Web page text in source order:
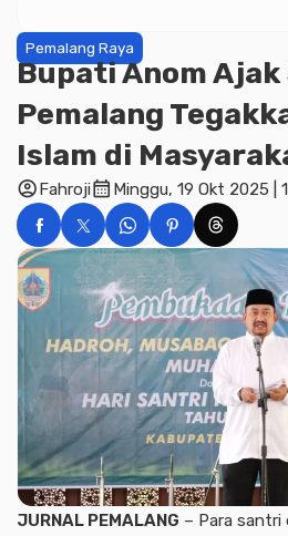
Pemalang Raya
Bupati Anom
Pemalang
Islam di
account_circleFahrojicalendar_month Minggu, 19 Okt 2025 |
JURNAL PEMALANG – Para santri